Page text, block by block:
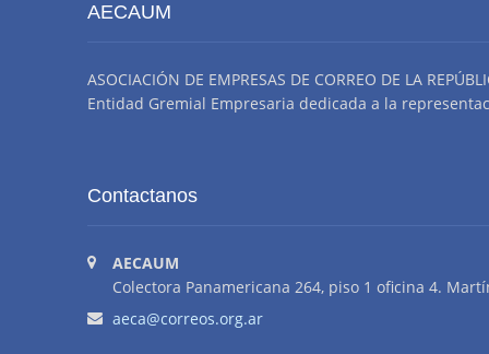
AECAUM
ASOCIACIÓN DE EMPRESAS DE CORREO DE LA
Entidad Gremial Empresaria dedicada a la
Contactanos
AECAUM
Colectora Panamericana 264, piso 1 oficina 4.
aeca@correos.org.ar